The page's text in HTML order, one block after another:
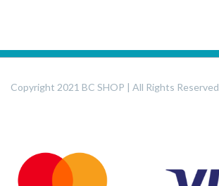
Copyright 2021 BC SHOP | All Rights Reserved